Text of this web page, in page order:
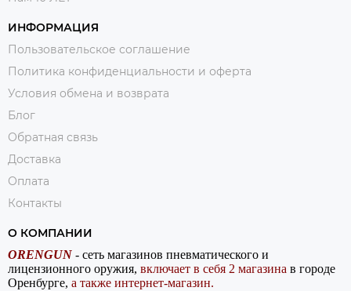
ИНФОРМАЦИЯ
Пользовательское соглашение
Политика конфиденциальности и оферта
Условия обмена и возврата
Блог
Обратная связь
Доставка
Оплата
Контакты
О КОМПАНИИ
ORENGUN - сеть магазинов пневматического и
лицензионного оружия, включает в себя 2 магазина в городе
Оренбурге, а также интернет-магазин.